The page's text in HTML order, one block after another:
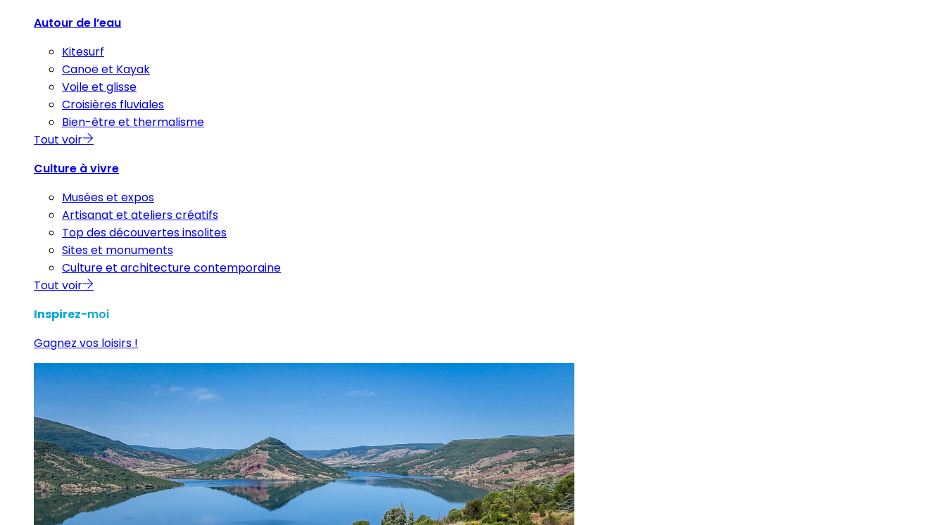
Autour de l’eau
Kitesurf
Canoë et Kayak
Voile et glisse
Croisières fluviales
Bien-être et thermalisme
Tout voir
Culture à vivre
Musées et expos
Artisanat et ateliers créatifs
Top des découvertes insolites
Sites et monuments
Culture et architecture contemporaine
Tout voir
Inspirez-moi
Gagnez vos loisirs !